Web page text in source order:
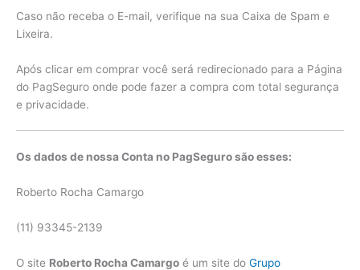
Caso não receba o E-mail, verifique na sua Caixa de Spam e
Lixeira.
Após clicar em comprar você será redirecionado para a Página
do PagSeguro onde pode fazer a compra com total segurança
e privacidade.
Os dados de nossa Conta no PagSeguro são esses:
Roberto Rocha Camargo
(11) 93345-2139
O site Roberto Rocha Camargo é um site do Grupo